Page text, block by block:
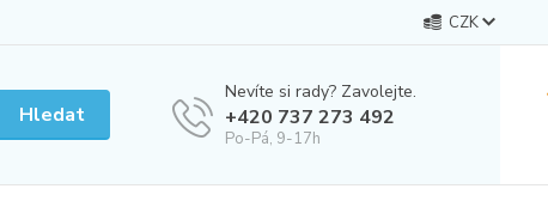
CZK
Hledat
Nevíte si rady? Zavolejte.
+420 737 273 492
Po-Pá, 9-17h